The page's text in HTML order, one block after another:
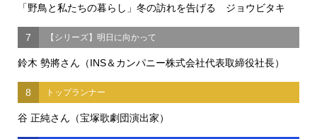
「野鳥と私たちの暮らし」冬の訪れを告げる ジョウビタキ
7 【シリーズ】明日に向かって
鈴木 勢將さん（INS＆カンパニー株式会社代表取締役社長）
8 トップランナー
谷 正純さん（宝塚歌劇団演出家）